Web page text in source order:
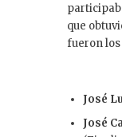
que
fueron
José
José